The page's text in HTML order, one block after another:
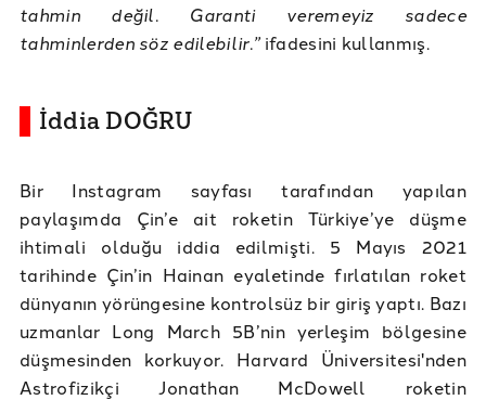
tahmin değil. Garanti veremeyiz sadece
tahminlerden söz edilebilir.”ifadesini kullanmış.
İddia DOĞRU
Bir Instagram sayfası tarafından yapılan
paylaşımda Çin’e ait roketin Türkiye’ye düşme
ihtimali olduğu iddia edilmişti. 5 Mayıs 2021
tarihinde Çin’in Hainan eyaletinde fırlatılan roket
dünyanın yörüngesine kontrolsüz bir giriş yaptı. Bazı
uzmanlar Long March 5B’nin yerleşim bölgesine
düşmesinden korkuyor. Harvard Üniversitesi'nden
Astrofizikçi Jonathan McDowell roketin